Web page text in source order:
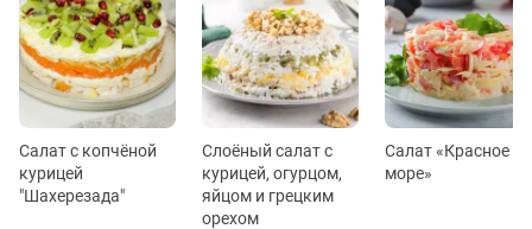
Салат с копчёной
курицей
"Шахерезада"
Слоёный салат с
курицей, огурцом,
яйцом и грецким
орехом
Салат «Красное
море»